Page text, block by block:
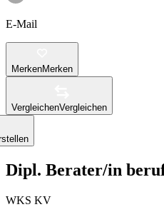
E-Mail
MerkenMerken
VergleichenVergleichen
Dipl. Berater/in
WKS KV